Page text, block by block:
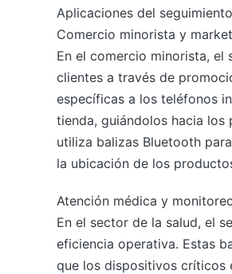
Aplicaciones del
Comercio minorista y
En el comercio minorista, el
clientes a través de
específicas a los teléfonos
tienda, guiándolos hacia
utiliza balizas Bluetooth
la ubicación de los
Atención médica y
En el sector de la salud, el
eficiencia operativa. Estas
que los dispositivos críticos